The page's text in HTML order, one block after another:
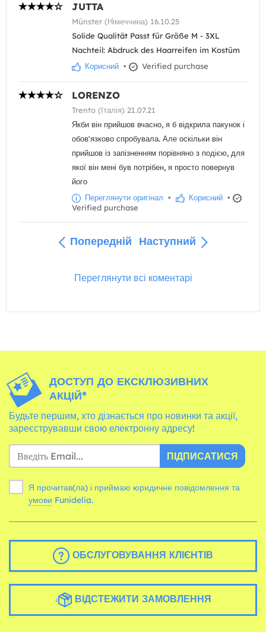
JUTTA
Münster (Німеччина) 16.10.25
Solide Qualität Passt für Größe M - 3XL
Nachteil: Abdruck des Haarreifen im Kostüm
Корисний • Verified purchase
LORENZO
Trento (Італія) 21.07.21
Якби він прийшов вчасно, я б відкрила пакунок і
обов'язково спробувала. Але оскільки він
прийшов із запізненням порівняно з подією, для
якої він мені був потрібен, я просто повернув
його
Переглянути оригінал • Корисний •
Verified purchase
Попередній Наступний
Переглянути всі коментарі
ДОСТУП ДО ЕКСКЛЮЗИВНИХ
АКЦІЙ*
Будьте першим, хто дізнається про новинки та акції,
зареєструвавши свою електронну адресу!
ПІДПИСАТИСЯ
Я прочитав(ла) і приймаю юридичне повідомлення та
умови Funidelia.
ОБСЛУГОВУВАННЯ КЛІЄНТІВ
ВІДСТЕЖИТИ ЗАМОВЛЕННЯ